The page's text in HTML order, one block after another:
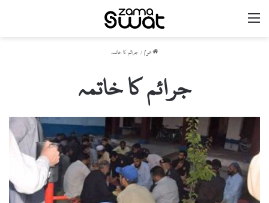
ھوم/جرائم کا خاتمہ
جرائم کا خاتمہ